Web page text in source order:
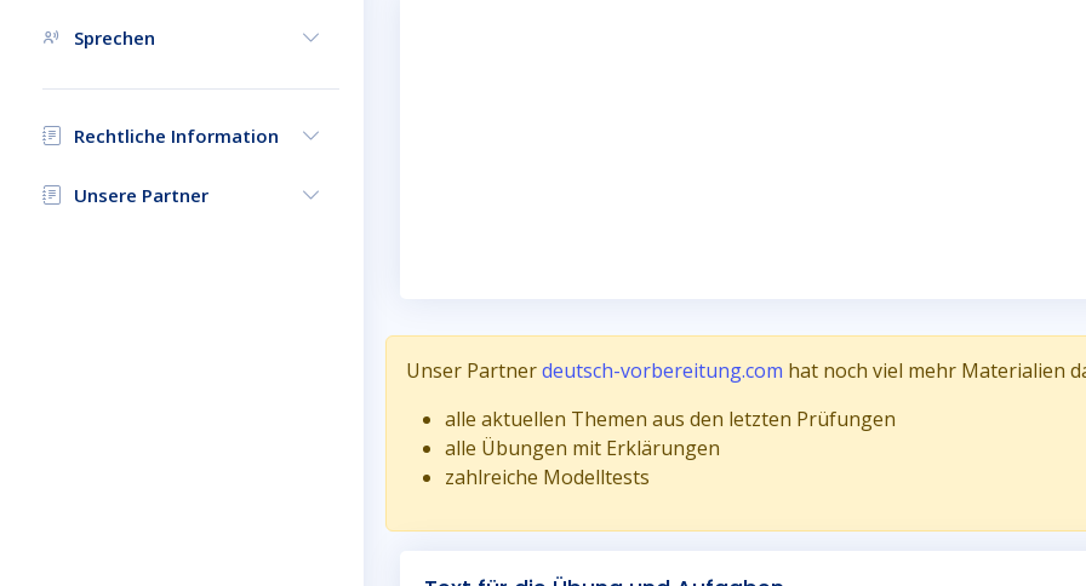
Sprechen
Rechtliche Information
Unsere Partner
Unser Partnerdeutsch-vorbereitung.com hat noch viel mehr Materialien
alle aktuellen Themen aus den letzten Prüfungen
alle Übungen mit Erklärungen
zahlreiche Modelltests